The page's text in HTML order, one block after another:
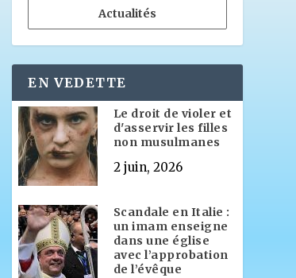
Actualités
EN VEDETTE
Le droit de violer et
d'asservir les filles
non musulmanes
2 juin, 2026
Scandale en Italie :
un imam enseigne
dans une église
avec l’approbation
de l’évêque